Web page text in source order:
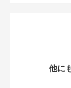
他に